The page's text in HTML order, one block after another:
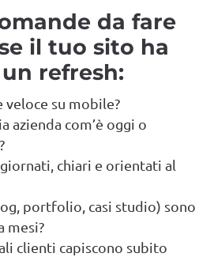
da fare
il tuo sito ha
refresh:
su mobile?
azienda com’è oggi o
chiari e orientati al
portfolio, casi studio) sono
mesi?
clienti capiscono subito